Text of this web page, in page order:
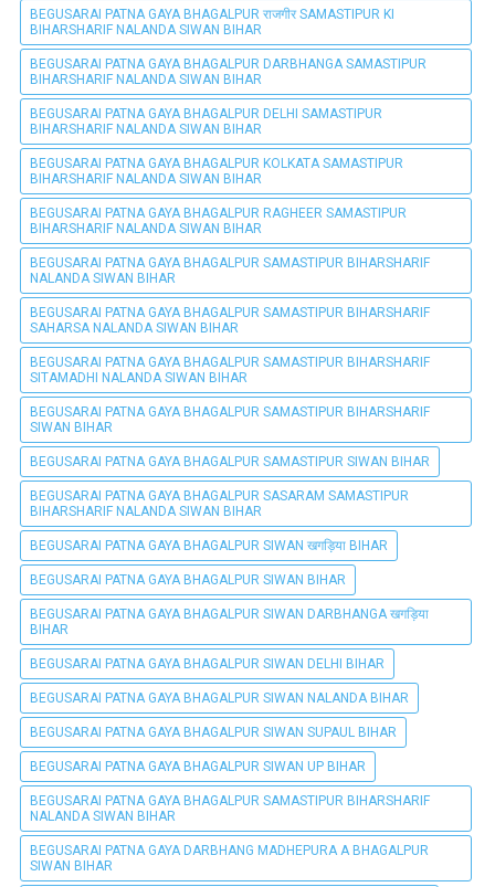
BEGUSARAI PATNA GAYA BHAGALPUR राजगीर SAMASTIPUR KI
BIHARSHARIF NALANDA SIWAN BIHAR
BEGUSARAI PATNA GAYA BHAGALPUR DARBHANGA SAMASTIPUR
BIHARSHARIF NALANDA SIWAN BIHAR
BEGUSARAI PATNA GAYA BHAGALPUR DELHI SAMASTIPUR
BIHARSHARIF NALANDA SIWAN BIHAR
BEGUSARAI PATNA GAYA BHAGALPUR KOLKATA SAMASTIPUR
BIHARSHARIF NALANDA SIWAN BIHAR
BEGUSARAI PATNA GAYA BHAGALPUR RAGHEER SAMASTIPUR
BIHARSHARIF NALANDA SIWAN BIHAR
BEGUSARAI PATNA GAYA BHAGALPUR SAMASTIPUR BIHARSHARIF
NALANDA SIWAN BIHAR
BEGUSARAI PATNA GAYA BHAGALPUR SAMASTIPUR BIHARSHARIF
SAHARSA NALANDA SIWAN BIHAR
BEGUSARAI PATNA GAYA BHAGALPUR SAMASTIPUR BIHARSHARIF
SITAMADHI NALANDA SIWAN BIHAR
BEGUSARAI PATNA GAYA BHAGALPUR SAMASTIPUR BIHARSHARIF
SIWAN BIHAR
BEGUSARAI PATNA GAYA BHAGALPUR SAMASTIPUR SIWAN BIHAR
BEGUSARAI PATNA GAYA BHAGALPUR SASARAM SAMASTIPUR
BIHARSHARIF NALANDA SIWAN BIHAR
BEGUSARAI PATNA GAYA BHAGALPUR SIWAN खगड़िया BIHAR
BEGUSARAI PATNA GAYA BHAGALPUR SIWAN BIHAR
BEGUSARAI PATNA GAYA BHAGALPUR SIWAN DARBHANGA खगड़िया
BIHAR
BEGUSARAI PATNA GAYA BHAGALPUR SIWAN DELHI BIHAR
BEGUSARAI PATNA GAYA BHAGALPUR SIWAN NALANDA BIHAR
BEGUSARAI PATNA GAYA BHAGALPUR SIWAN SUPAUL BIHAR
BEGUSARAI PATNA GAYA BHAGALPUR SIWAN UP BIHAR
BEGUSARAI PATNA GAYA BHAGALPUR SAMASTIPUR BIHARSHARIF
NALANDA SIWAN BIHAR
BEGUSARAI PATNA GAYA DARBHANG MADHEPURA A BHAGALPUR
SIWAN BIHAR